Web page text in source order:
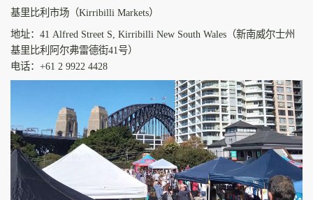
基里比利市场（Kirribilli Markets）
地址：41 Alfred Street S, Kirribilli New South Wales（新南威尔士州
基里比利阿尔弗雷德街41号）
电话：+61 2 9922 4428